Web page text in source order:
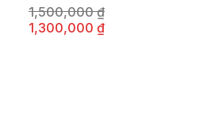
1,500,000₫
1,300,000 ₫